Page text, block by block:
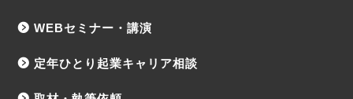
WEBセミナー・講演
定年ひとり起業キャリア相談